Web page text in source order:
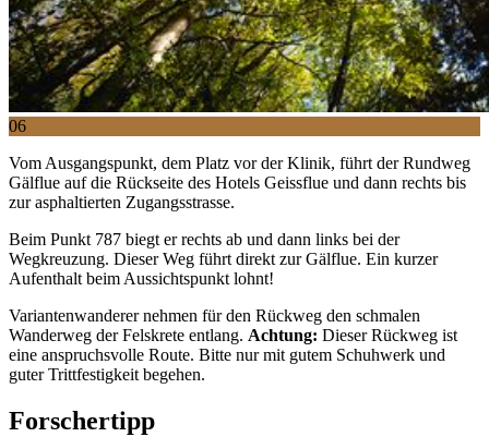
06
Vom Ausgangspunkt, dem Platz vor der Klinik, führt der Rundweg
Gälflue auf die Rückseite des Hotels Geissflue und dann rechts bis
zur asphaltierten Zugangsstrasse.
Beim Punkt 787 biegt er rechts ab und dann links bei der
Wegkreuzung. Dieser Weg führt direkt zur Gälflue. Ein kurzer
Aufenthalt beim Aussichtspunkt lohnt!
Variantenwanderer nehmen für den Rückweg den schmalen
Wanderweg der Felskrete entlang. Achtung: Dieser Rückweg ist
eine anspruchsvolle Route. Bitte nur mit gutem Schuhwerk und
guter Trittfestigkeit begehen.
Forschertipp